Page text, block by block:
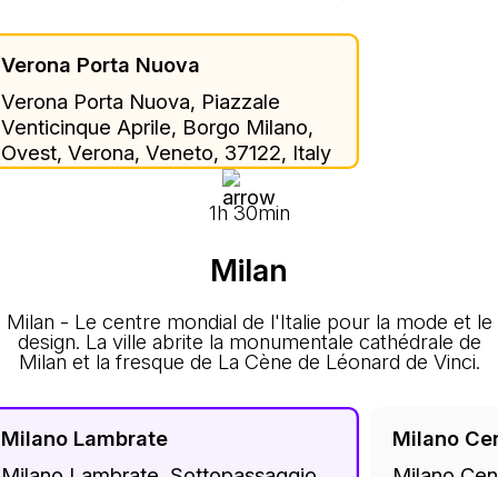
Verona Porta Nuova
Verona Porta Nuova, Piazzale
Venticinque Aprile, Borgo Milano,
Ovest, Verona, Veneto, 37122, Italy
1h 30min
Milan
Milan - Le centre mondial de l'Italie pour la mode et le
design. La ville abrite la monumentale cathédrale de
Milan et la fresque de La Cène de Léonard de Vinci.
Milano Lambrate
Milano